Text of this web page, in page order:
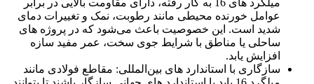
عوامل خورنده محیطی مانند رطوبت، نمک و تغییرات دمای
شدید است. این خصوصیت باعث می‌شود که در پروژه‌ های
ساحلی یا مناطق با شرایط جوی سخت، عمر مفید سازه
افزایش یابد.
سازگاری با استاندارد های بین‌المللی: مقاطع فولادی مانند